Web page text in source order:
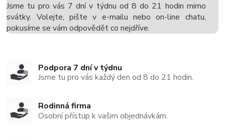
Jsme tu pro vás 7 dní v týdnu od 8 do 21 hodin mimo
svátky. Volejte, pište v e-mailu nebo on-line chatu,
pokusíme se vám odpovědět co nejdříve.
Podpora 7 dní v týdnu
Jsme tu pro vás každý den od 8 do 21 hodin.
Rodinná firma
Osobní přístup k vašim objednávkám.